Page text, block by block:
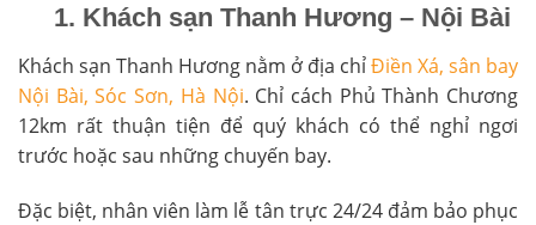
1. Khách sạn Thanh Hương – Nội Bài
Khách sạn Thanh Hương nằm ở địa chỉĐiền Xá, sân bay
Nội Bài, Sóc Sơn, Hà Nội. Chỉ cách Phủ Thành Chương
12km rất thuận tiện để quý khách có thể nghỉ ngơi
trước hoặc sau những chuyến bay.
Đặc biệt, nhân viên làm lễ tân trực 24/24 đảm bảo phục